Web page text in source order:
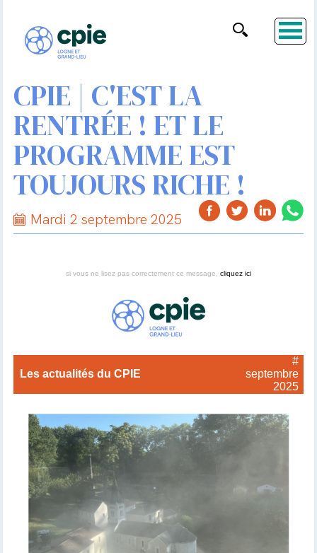
CPIE | C'EST LA
RENTRÉE ! ET LE
PROGRAMME EST
TOUJOURS RICHE !
Mardi 2 septembre 2025
si vous ne lisez pas correctement ce message, cliquez ici
Les actualités du CPIE
#
septembre
2025